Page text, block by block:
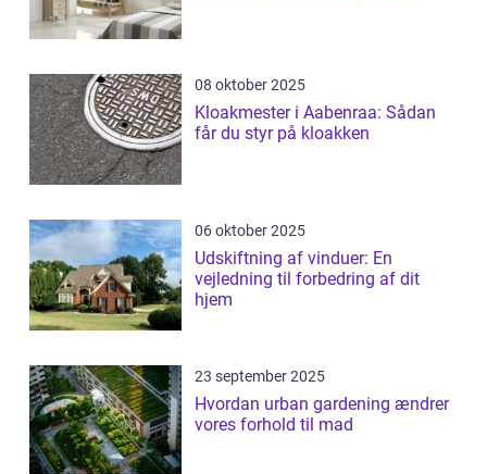
08 oktober 2025
Kloakmester i Aabenraa: Sådan
får du styr på kloakken
06 oktober 2025
Udskiftning af vinduer: En
vejledning til forbedring af dit
hjem
23 september 2025
Hvordan urban gardening ændrer
vores forhold til mad